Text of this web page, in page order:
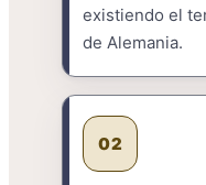
existiendo el
de Alemania.
02